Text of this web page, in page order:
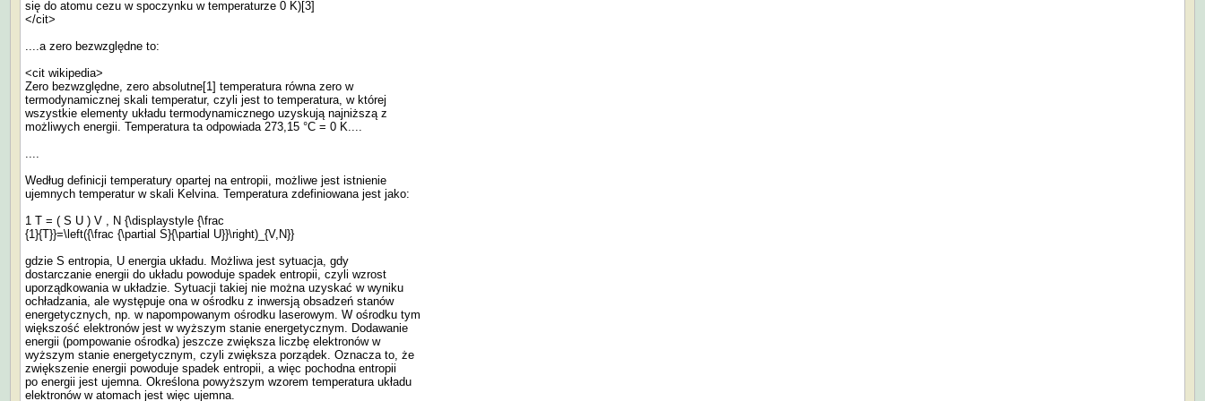
się do atomu cezu w spoczynku w temperaturze 0 K)[3]
</cit>
....a zero bezwzględne to:
<cit wikipedia>
Zero bezwzględne, zero absolutne[1] temperatura równa zero w
termodynamicznej skali temperatur, czyli jest to temperatura, w której
wszystkie elementy układu termodynamicznego uzyskują najniższą z
możliwych energii. Temperatura ta odpowiada 273,15 °C = 0 K....
....
Według definicji temperatury opartej na entropii, możliwe jest istnienie
ujemnych temperatur w skali Kelvina. Temperatura zdefiniowana jest jako:
1 T = ( S U ) V , N {\displaystyle {\frac
{1}{T}}=\left({\frac {\partial S}{\partial U}}\right)_{V,N}}
gdzie S entropia, U energia układu. Możliwa jest sytuacja, gdy
dostarczanie energii do układu powoduje spadek entropii, czyli wzrost
uporządkowania w układzie. Sytuacji takiej nie można uzyskać w wyniku
ochładzania, ale występuje ona w ośrodku z inwersją obsadzeń stanów
energetycznych, np. w napompowanym ośrodku laserowym. W ośrodku tym
większość elektronów jest w wyższym stanie energetycznym. Dodawanie
energii (pompowanie ośrodka) jeszcze zwiększa liczbę elektronów w
wyższym stanie energetycznym, czyli zwiększa porządek. Oznacza to, że
zwiększenie energii powoduje spadek entropii, a więc pochodna entropii
po energii jest ujemna. Określona powyższym wzorem temperatura układu
elektronów w atomach jest więc ujemna.